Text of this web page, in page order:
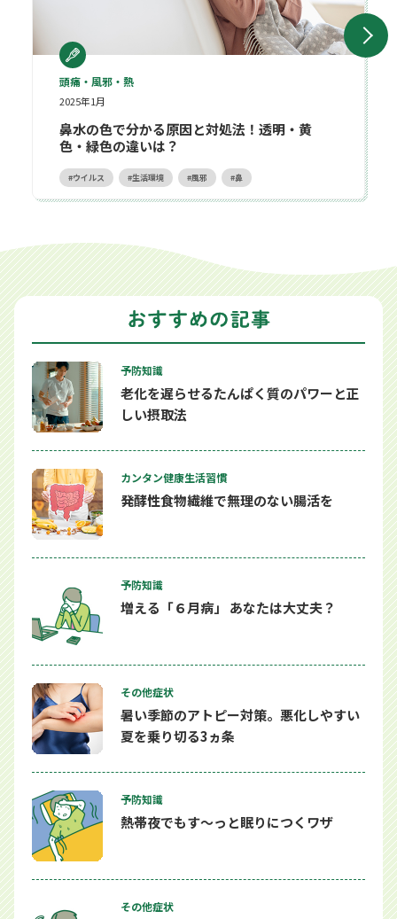
頭痛・風邪・熱
2025年1月
鼻水の色で分かる原因と対処法！透明・黄
色・緑色の違いは？
ウイルス 生活環境 風邪 鼻
予防知識
老化を遅らせるたんぱく質のパワーと正
しい摂取法
カンタン健康生活習慣
発酵性食物繊維で無理のない腸活を
予防知識
増える「６月病」 あなたは大丈夫？
その他症状
暑い季節のアトピー対策。悪化しやすい
夏を乗り切る3ヵ条
予防知識
熱帯夜でもす～っと眠りにつくワザ
その他症状